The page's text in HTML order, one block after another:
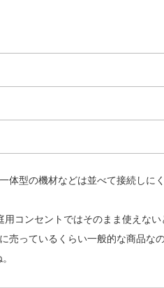
体型の機材などは並べて接続しに
用コンセントではそのまま使えない
っているくらい一般的な商品なの